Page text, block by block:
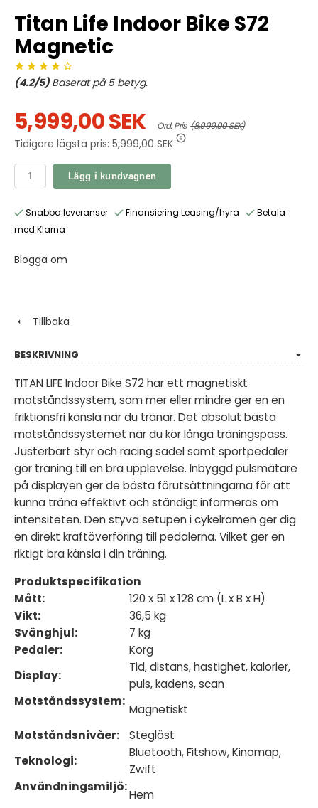
Titan Life Indoor Bike S72
Magnetic
(4.2/5) Baserat på5betyg.
5,999,00 SEK Ord. Pris (8,999,00 SEK)
Tidigare lägsta pris: 5,999,00 SEK
Lägg i kundvagnen
Snabba leveranser Finansiering Leasing/hyra
Betala
med Klarna
Blogga om
Tillbaka
BESKRIVNING
TITAN LIFE Indoor Bike S72 har ett magnetiskt
motståndssystem, som mer eller mindre ger en en
friktionsfri känsla när du tränar. Det absolut bästa
motståndssystemet när du kör långa träningspass.
Justerbart styr och racing sadel samt sportpedaler
gör träning till en bra upplevelse. Inbyggd pulsmätare
på displayen ger de bästa förutsättningarna för att
kunna träna effektivt och ständigt informeras om
intensiteten. Den styva setupen i cykelramen ger dig
en direkt kraftöverföring till pedalerna. Vilket ger en
riktigt bra känsla i din träning.
Produktspecifikation
Mått:
120 x 51 x 128 cm (L x B x H)
Vikt:
36,5 kg
Svänghjul:
7 kg
Pedaler:
Korg
Display:
Tid, distans, hastighet, kalorier,
puls, kadens, scan
Motståndssystem:
Magnetiskt
Motståndsnivåer:
Steglöst
Teknologi:
Bluetooth, Fitshow, Kinomap,
Zwift
Användningsmiljö:
Hem